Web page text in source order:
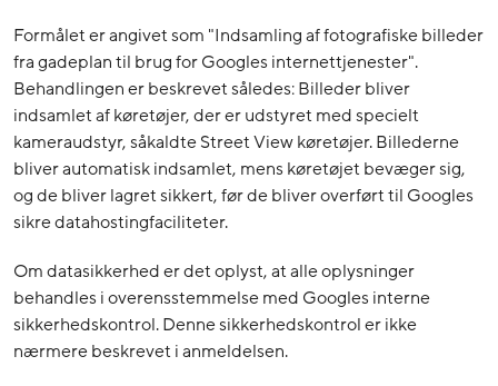
Formålet er angivet som "Indsamling af fotografiske billeder
fra gadeplan til brug for Googles internettjenester".
Behandlingen er beskrevet således: Billeder bliver
indsamlet af køretøjer, der er udstyret med specielt
kameraudstyr, såkaldte Street View køretøjer. Billederne
bliver automatisk indsamlet, mens køretøjet bevæger sig,
og de bliver lagret sikkert, før de bliver overført til Googles
sikre datahostingfaciliteter.
Om datasikkerhed er det oplyst, at alle oplysninger
behandles i overensstemmelse med Googles interne
sikkerhedskontrol. Denne sikkerhedskontrol er ikke
nærmere beskrevet i anmeldelsen.